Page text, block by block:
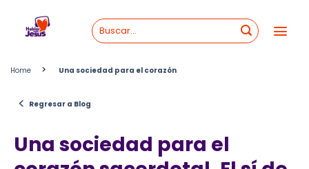
content
Home > Una sociedad para el corazón
< Regresar a Blog
Una sociedad para el